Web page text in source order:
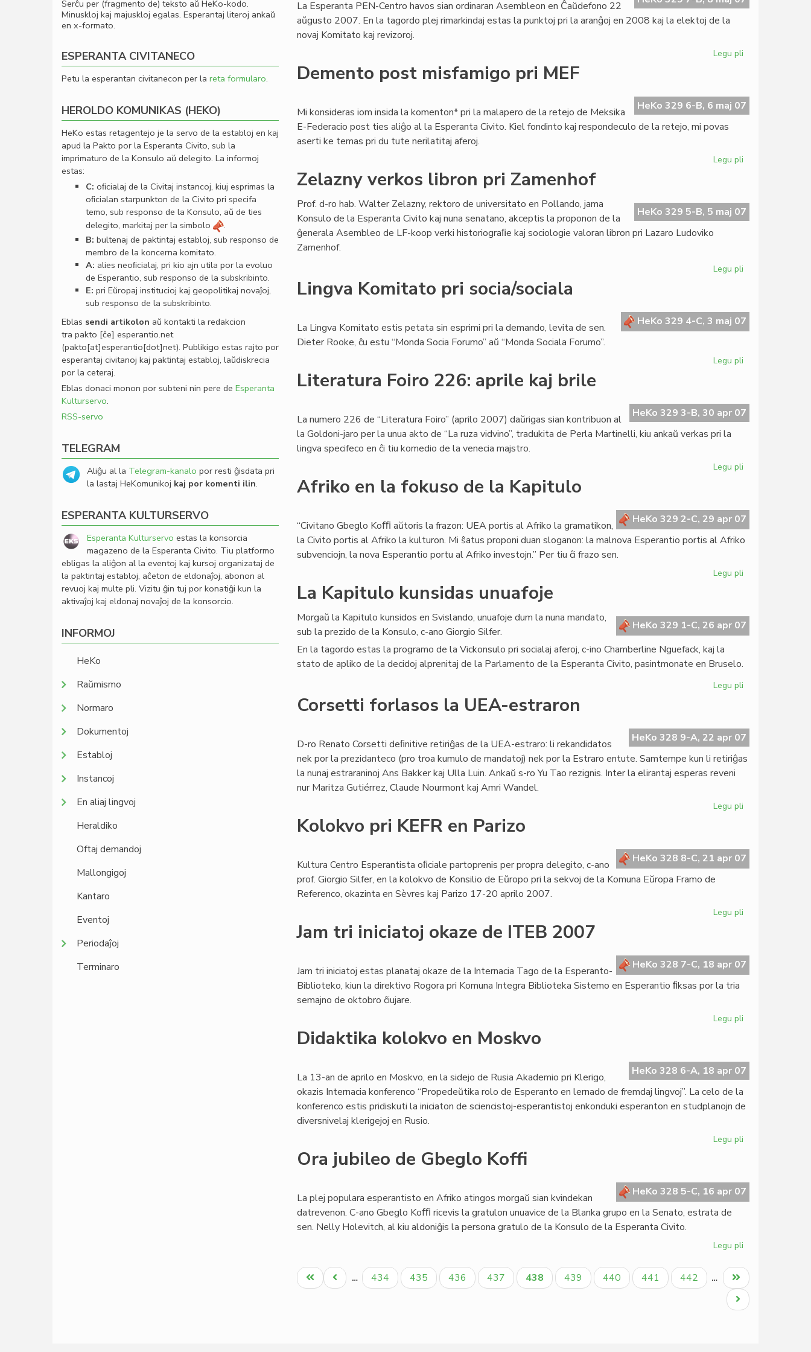
La Esperanta PEN-Centro havos sian ordinaran Asembleon en Ĉaŭdefono 22
aŭgusto 2007. En la tagordo plej rimarkindaj estas la punktoj pri la aranĝoj en 2008 kaj la elektoj de la
novaj Komitato kaj revizoroj.
Legu pli
la
Esperanta
Demento post misfamigo pri MEF
HeKo 329 6-B, 6 maj 07
Mi konsideras iom insida la komenton* pri la malapero de la retejo de Meksika
E-Federacio post ties aliĝo al la Esperanta Civito. Kiel fondinto kaj respondeculo de la retejo, mi povas
aserti ke temas pri du tute nerilatitaj aferoj.
Legu pli
pri
MEF
Zelazny verkos libron pri Zamenhof
HeKo 329 5-B, 5 maj 07
Prof. d-ro hab. Walter Zelazny, rektoro de universitato en Pollando, jama
Konsulo de la Esperanta Civito kaj nuna senatano, akceptis la proponon de la
ĝenerala Asembleo de LF-koop verki historiograﬁe kaj sociologie valoran libron pri Lazaro Ludoviko
Zamenhof.
Legu pli
pri
Zamenhof
Lingva Komitato pri socia/sociala
HeKo 329 4-C, 3 maj 07
La Lingva Komitato estis petata sin esprimi pri la demando, levita de sen.
Dieter Rooke, ĉu estu “Monda Socia Forumo” aŭ “Monda Sociala Forumo”.
Legu pli
socia/sociala
Literatura Foiro 226: aprile kaj brile
HeKo 329 3-B, 30 apr 07
La numero 226 de “Literatura Foiro” (aprilo 2007) daŭrigas sian kontribuon al
la Goldoni-jaro per la unua akto de “La ruza vidvino”, tradukita de Perla Martinelli, kiu ankaŭ verkas pri la
lingva specifeco en ĉi tiu komedio de la venecia majstro.
Legu pli
aprile
kaj
brile
Afriko en la fokuso de la Kapitulo
HeKo 329 2-C, 29 apr 07
“Civitano Gbeglo Koﬃ aŭtoris la frazon: UEA portis al Afriko la gramatikon,
la Civito portis al Afriko la kulturon. Mi ŝatus proponi duan sloganon: la malnova Esperantio portis al Afriko
subvenciojn, la nova Esperantio portu al Afriko investojn.” Per tiu ĉi frazo sen.
Legu pli
fokuso
de
La Kapitulo kunsidas unuafoje
HeKo 329 1-C, 26 apr 07
Morgaŭ la Kapitulo kunsidos en Svislando, unuafoje dum la nuna mandato,
sub la prezido de la Konsulo, c-ano Giorgio Silfer.
En la tagordo estas la programo de la Vickonsulo pri socialaj aferoj, c-ino Chamberline Nguefack, kaj la
stato de apliko de la decidoj alprenitaj de la Parlamento de la Esperanta Civito, pasintmonate en Bruselo.
Legu pli
unuafoje
Corsetti forlasos la UEA-estraron
HeKo 328 9-A, 22 apr 07
D-ro Renato Corsetti deﬁnitive retiriĝas de la UEA-estraro: li rekandidatos
nek por la prezidanteco (pro troa kumulo de mandatoj) nek por la Estraro entute. Samtempe kun li retiriĝas
la nunaj estraraninoj Ans Bakker kaj Ulla Luin. Ankaŭ s-ro Yu Tao rezignis. Inter la elirantaj esperas reveni
nur Maritza Gutiérrez, Claude Nourmont kaj Amri Wandel.
Legu pli
UEA-
estraron
Kolokvo pri KEFR en Parizo
HeKo 328 8-C, 21 apr 07
Kultura Centro Esperantista oﬁciale partoprenis per propra delegito, c-ano
prof. Giorgio Silfer, en la kolokvo de Konsilio de Eŭropo pri la sekvoj de la Komuna Eŭropa Framo de
Referenco, okazinta en Sèvres kaj Parizo 17-20 aprilo 2007.
Legu pli
en
Parizo
Jam tri iniciatoj okaze de ITEB 2007
HeKo 328 7-C, 18 apr 07
Jam tri iniciatoj estas planataj okaze de la Internacia Tago de la Esperanto-
Biblioteko, kiun la direktivo Rogora pri Komuna Integra Biblioteka Sistemo en Esperantio ﬁksas por la tria
semajno de oktobro ĉiujare.
Legu pli
okaze
de
2007
Didaktika kolokvo en Moskvo
HeKo 328 6-A, 18 apr 07
La 13-an de aprilo en Moskvo, en la sidejo de Rusia Akademio pri Klerigo,
okazis Internacia konferenco “Propedeŭtika rolo de Esperanto en lernado de fremdaj lingvoj”. La celo de la
konferenco estis pridiskuti la iniciaton de sciencistoj-esperantistoj enkonduki esperanton en studplanojn de
diversnivelaj klerigejoj en Rusio.
Legu pli
Moskvo
Ora jubileo de Gbeglo Koffi
HeKo 328 5-C, 16 apr 07
La plej populara esperantisto en Afriko atingos morgaŭ sian kvindekan
datrevenon. C-ano Gbeglo Koﬃ ricevis la gratulon unuavice de la Blanka grupo en la Senato, estrata de
sen. Nelly Holevitch, al kiu aldoniĝis la persona gratulo de la Konsulo de la Esperanta Civito.
Legu pli
jubileo
de
Gbeglo
Koffi
Pagination
Unua
paĝo
Antaŭa
paĝo
… Paĝo
434 Paĝo
435 Paĝo
436 Paĝo
437
Aktuala
paĝo
438 Paĝo
439 Paĝo
440 Paĝo
441 Paĝo
442 …
Last
page
Next
page
Serĉu per (fragmento de) teksto aŭ HeKo-kodo.
Minuskloj kaj majuskloj egalas. Esperantaj literoj ankaŭ
en x-formato.
ESPERANTA CIVITANECO
Petu la esperantan civitanecon per la reta formularo.
HEROLDO KOMUNIKAS (HEKO)
HeKo estas retagentejo je la servo de la establoj en kaj
apud la Pakto por la Esperanta Civito, sub la
imprimaturo de la Konsulo aŭ delegito. La informoj
estas:
C: oﬁcialaj de la Civitaj instancoj, kiuj esprimas la
oﬁcialan starpunkton de la Civito pri specifa
temo, sub responso de la Konsulo, aŭ de ties
delegito, markitaj per la simbolo
.
B: bultenaj de paktintaj establoj, sub responso de
membro de la koncerna komitato.
A: alies neoﬁcialaj, pri kio ajn utila por la evoluo
de Esperantio, sub responso de la subskribinto.
E: pri Eŭropaj institucioj kaj geopolitikaj novaĵoj,
sub responso de la subskribinto.
Eblas sendi artikolon aŭ kontakti la redakcion
tra pakto [ĉe] esperantio.net
(pakto[at]esperantio[dot]net). Publikigo estas rajto por
esperantaj civitanoj kaj paktintaj establoj, laŭdiskrecia
por la ceteraj.
Eblas donaci monon por subteni nin pere de Esperanta
Kulturservo.
RSS-servo
TELEGRAM
Aliĝu al la Telegram-kanalo por resti ĝisdata pri
la lastaj HeKomunikoj kaj por komenti ilin.
ESPERANTA KULTURSERVO
Esperanta Kulturservo estas la konsorcia
magazeno de la Esperanta Civito. Tiu platformo
ebligas la aliĝon al la eventoj kaj kursoj organizataj de
la paktintaj establoj, aĉeton de eldonaĵoj, abonon al
revuoj kaj multe pli. Vizitu ĝin tuj por konatiĝi kun la
aktivaĵoj kaj eldonaj novaĵoj de la konsorcio.
INFORMOJ
HeKo
Raŭmismo
Normaro
Dokumentoj
Establoj
Instancoj
En aliaj lingvoj
Heraldiko
Oftaj demandoj
Mallongigoj
Kantaro
Eventoj
Periodaĵoj
Terminaro